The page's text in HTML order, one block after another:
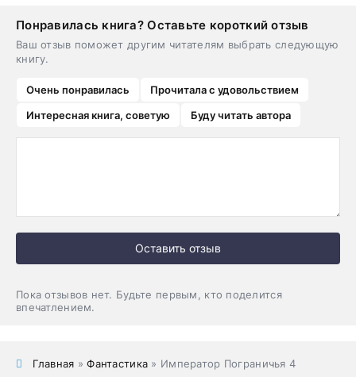
Понравилась книга? Оставьте короткий отзыв
Ваш отзыв поможет другим читателям выбрать следующую
книгу.
Очень понравилась
Прочитала с удовольствием
Интересная книга, советую
Буду читать автора
Оставить отзыв
Пока отзывов нет. Будьте первым, кто поделится
впечатлением.
Главная »Фантастика » Император Пограничья 4